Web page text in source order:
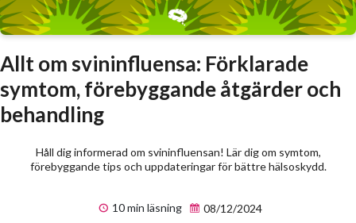
Allt om svininfluensa: Förklarade
symtom, förebyggande åtgärder och
behandling
Håll dig informerad om svininfluensan! Lär dig om symtom,
förebyggande tips och uppdateringar för bättre hälsoskydd.
10 min läsning 08/12/2024